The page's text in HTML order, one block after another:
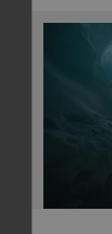
Inside the
Inside the